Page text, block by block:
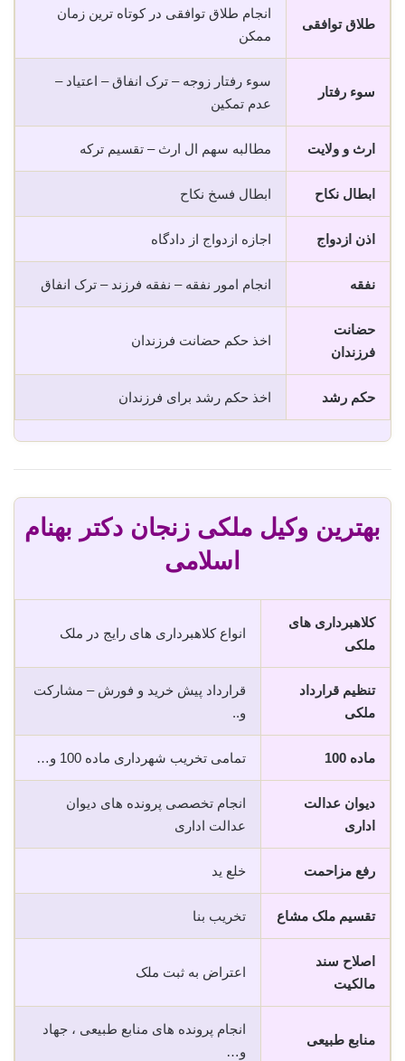
طلاق توافقی
انجام طلاق توافقی در کوتاه ترین زمان
ممکن
سوء رفتار
سوء رفتار زوجه – ترک انفاق – اعتیاد –
عدم تمکین
ارث و ولایت مطالبه سهم ال ارث – تقسیم ترکه
ابطال نکاح ابطال فسخ نکاح
اذن ازدواج اجازه ازدواج از دادگاه
نفقه انجام امور نفقه – نفقه فرزند – ترک انفاق
حضانت
فرزندان
اخذ حکم حضانت فرزندان
حکم رشد اخذ حکم رشد برای فرزندان
بهترین وکیل ملکی زنجان دکتر بهنام
اسلامی
کلاهبرداری های
ملکی
انواع کلاهبرداری های رایج در ملک
تنظیم قرارداد
ملکی
قرارداد پیش خرید و فورش – مشارکت
و..
ماده 100 تمامی تخریب شهرداری ماده 100 و…
دیوان عدالت
اداری
انجام تخصصی پرونده های دیوان
عدالت اداری
رفع مزاحمت خلع ید
تقسیم ملک مشاع تخریب بنا
اصلاح سند
مالکیت
اعتراض به ثبت ملک
منابع طبیعی
انجام پرونده های منابع طبیعی ، جهاد
و…